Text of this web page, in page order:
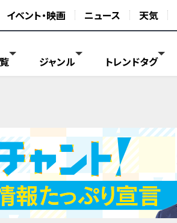
イベント・映画 ニュース 天気
ジャンル トレンドタグ